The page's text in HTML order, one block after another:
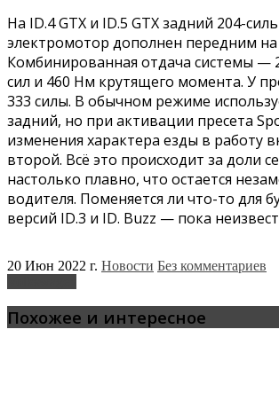
На ID.4 GTX и ID.5 GTX задний 204-
электромотор дополнен передним на
Комбинированная отдача системы —
сил и 460 Нм крутящего момента. У
333 силы. В обычном режиме
задний, но при активации пресета
изменения характера езды в работу
второй. Всё это происходит за доли
настолько плавно, что остается
водителя. Поменяется ли что-то для
версий ID.3 и ID. Buzz — пока
20 Июн 2022 г. Новости Без комментариев
Похожее и интересное